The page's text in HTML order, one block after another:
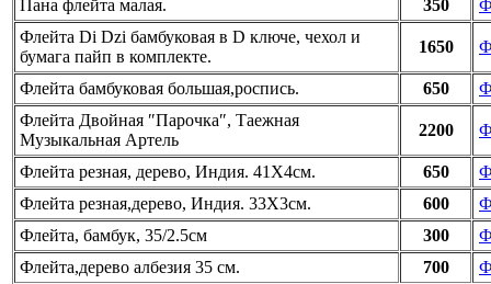
Пана флейта малая.
350
Флейта Di Dzi бамбуковая в D ключе, чехол и
бумага пайп в комплекте.
1650
Флейта бамбуковая большая,роспись. 650
Флейта Двойная ″Парочка″, Таежная
Музыкальная Артель
2200
Флейта резная, дерево, Индия. 41Х4см. 650
Флейта резная,дерево, Индия. 33Х3см.
600
Флейта, бамбук, 35/2.5см
300
Флейта,дерево албезия 35 см.
700